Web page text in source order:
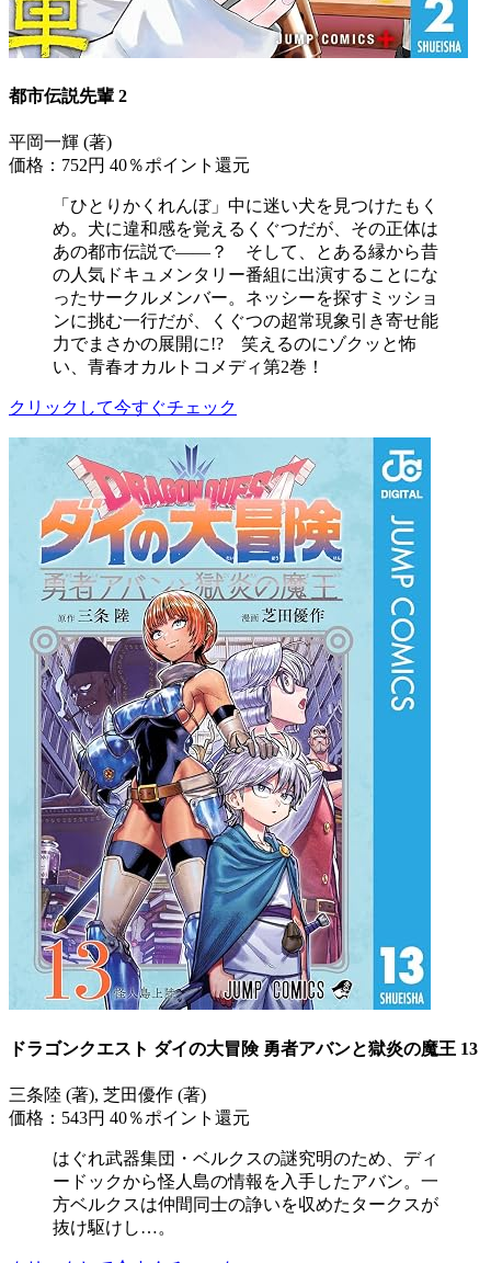
都市伝説先輩 2
平岡一輝 (著)
価格：752円 40％ポイント還元
「ひとりかくれんぼ」中に迷い犬を見つけたもく
め。犬に違和感を覚えるくぐつだが、その正体は
あの都市伝説で――？ そして、とある縁から昔
の人気ドキュメンタリー番組に出演することにな
ったサークルメンバー。ネッシーを探すミッショ
ンに挑む一行だが、くぐつの超常現象引き寄せ能
力でまさかの展開に!? 笑えるのにゾクッと怖
い、青春オカルトコメディ第2巻！
クリックして今すぐチェック
ドラゴンクエスト ダイの大冒険 勇者アバンと獄炎の魔王 13
三条陸 (著), 芝田優作 (著)
価格：543円 40％ポイント還元
はぐれ武器集団・ベルクスの謎究明のため、ディ
ードックから怪人島の情報を入手したアバン。一
方ベルクスは仲間同士の諍いを収めたタークスが
抜け駆けし…。